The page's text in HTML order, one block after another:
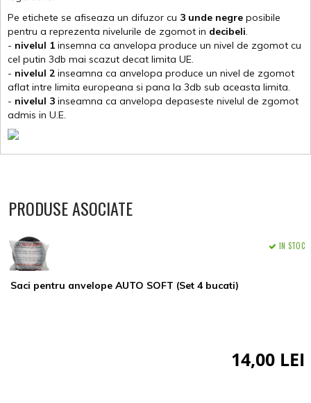
Pe etichete se afiseaza un difuzor cu 3 unde negre posibile
pentru a reprezenta nivelurile de zgomot in decibeli.
- nivelul 1 insemna ca anvelopa produce un nivel de zgomot cu
cel putin 3db mai scazut decat limita UE.
- nivelul 2 inseamna ca anvelopa produce un nivel de zgomot
aflat intre limita europeana si pana la 3db sub aceasta limita.
- nivelul 3 inseamna ca anvelopa depaseste nivelul de zgomot
admis in U.E.
PRODUSE ASOCIATE
Saci pentru anvelope AUTO SOFT (Set 4 bucati)
IN STOC
14,00 LEI